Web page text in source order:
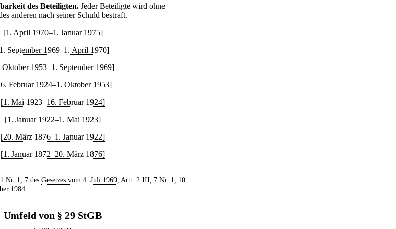
des Beteiligten. Jeder Beteiligte wird ohne
anderen nach seiner Schuld bestraft.
[1. April 1970–1. Januar 1975]
September 1969–1. April 1970]
Oktober 1953–1. September 1969]
Februar 1924–1. Oktober 1953]
[1. Mai 1923–16. Februar 1924]
[1. Januar 1922–1. Mai 1923]
[20. März 1876–1. Januar 1922]
[1. Januar 1872–20. März 1876]
Nr. 1, 7 des Gesetzes vom 4. Juli 1969, Artt. 2 III, 7 Nr. 1, 10
1984
Umfeld von § 29 StGB